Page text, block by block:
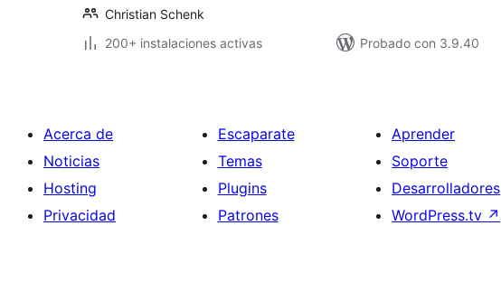
Christian Schenk
200+ instalaciones activas
Probado con 3.9.40
Acerca de
Noticias
Hosting
Privacidad
Escaparate
Temas
Plugins
Patrones
Aprender
Soporte
Desarrolladores
WordPress.tv ↗